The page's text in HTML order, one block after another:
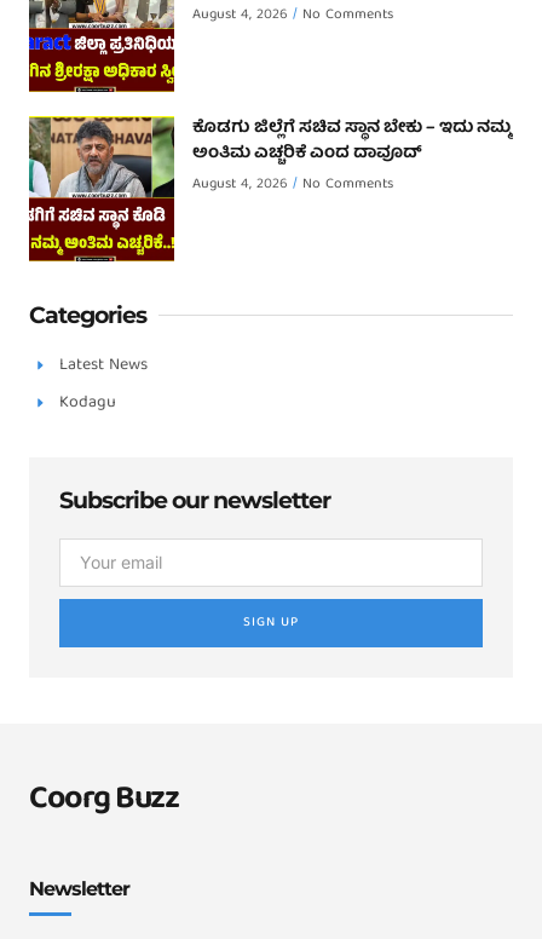
August 4, 2026 No Comments
ಕೊಡಗು ಜಿಲ್ಲೆಗೆ ಸಚಿವ ಸ್ಥಾನ ಬೇಕು – ಇದು ನಮ್ಮ
ಅಂತಿಮ ಎಚ್ಚರಿಕೆ ಎಂದ ದಾವೂದ್ ‌
August 4, 2026 No Comments
Categories
Latest News
Kodagu
Subscribe our newsletter
SIGN UP
Coorg Buzz
Newsletter